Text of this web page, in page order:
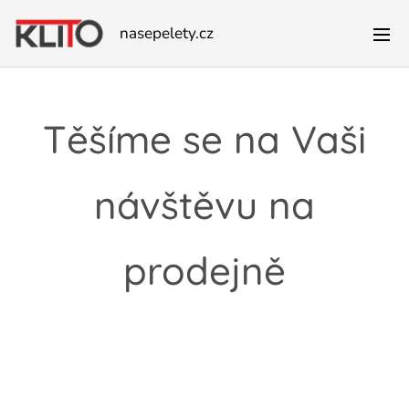
nasepelety.cz
Těšíme se na Vaši
návštěvu na
prodejně